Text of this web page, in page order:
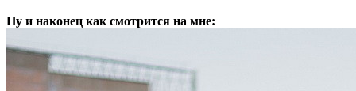
Ну и наконец как смотрится на мне: